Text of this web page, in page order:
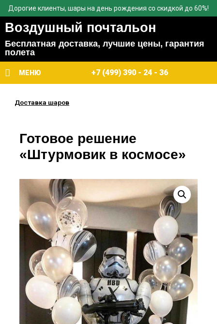
Дорогие клиенты, шары на день рождения со скидкой до 60%!
Воздушный почтальон
Бесплатная доставка, лучшие цены, гарантия
полета
МЕНЮ +7 (499) 390 - 24 - 36
Доставка шаров
Готовое решение
«Штурмовик в космосе»